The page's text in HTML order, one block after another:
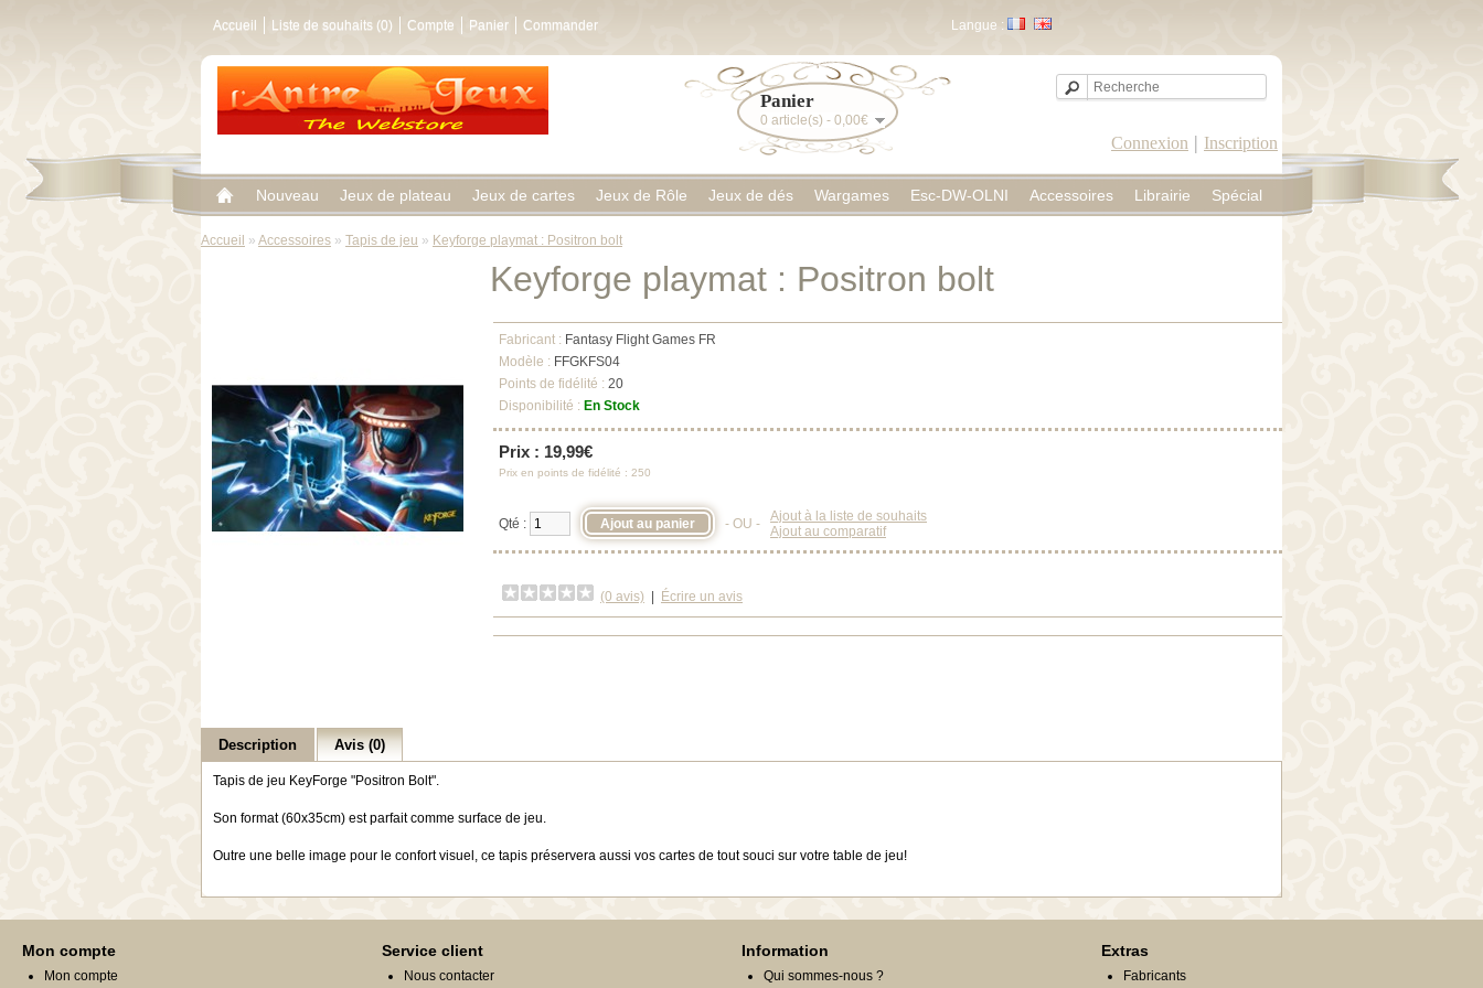
Langue :
Panier
0 article(s) - 0,00€
Connexion | Inscription
Accueil Liste de souhaits (0) Compte Panier Commander
Nouveau Jeux de plateau Jeux de cartes Jeux de Rôle Jeux de dés Wargames Esc-DW-OLNI Accessoires Librairie Spécial
Accueil » Accessoires » Tapis de jeu » Keyforge playmat : Positron bolt
Keyforge playmat : Positron bolt
Fabricant : Fantasy Flight Games FR
Modèle : FFGKFS04
Points de fidélité : 20
Disponibilité : En Stock
Prix : 19,99€
Prix en points de fidélité : 250
Qté : - OU -
Ajout à la liste de souhaits
Ajout au comparatif
(0 avis) Écrire un avis
Description Avis (0)
Tapis de jeu KeyForge "Positron Bolt".
Son format (60x35cm) est parfait comme surface de jeu.
Outre une belle image pour le confort visuel, ce tapis préservera aussi vos cartes de tout souci sur votre table de jeu!
Mon compte
Mon compte
Service client
Nous contacter
Information
Qui sommes-nous ?
Extras
Fabricants